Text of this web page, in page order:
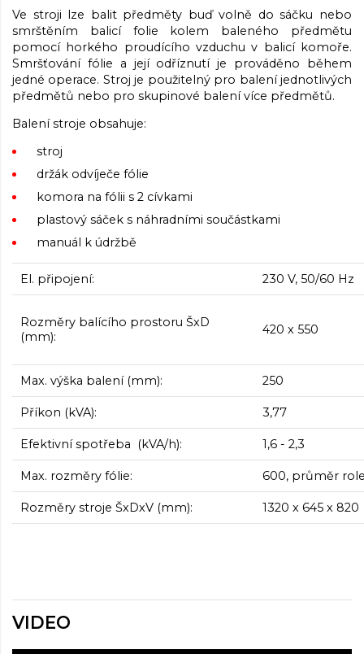
Ve stroji lze balit předměty buď volně do sáčku nebo
smrštěním balicí folie kolem baleného předmětu
pomocí horkého proudícího vzduchu v balicí komoře.
Smršťování fólie a její odříznutí je prováděno během
jedné operace. Stroj je použitelný pro balení jednotlivých
předmětů nebo pro skupinové balení více předmětů.
Balení stroje obsahuje:
stroj
držák odvíječe fólie
komora na fólii s 2 cívkami
plastový sáček s náhradními součástkami
manuál k údržbě
El. připojení: 230 V, 50/60 Hz
Rozměry balícího prostoru ŠxD
(mm):
420 x 550
Max. výška balení (mm): 250
Příkon (kVA): 3,77
Efektivní spotřeba (kVA/h): 1,6 - 2,3
Max. rozměry fólie: 600, průměr
Rozměry stroje ŠxDxV (mm): 1320 x 645 x 820
VIDEO